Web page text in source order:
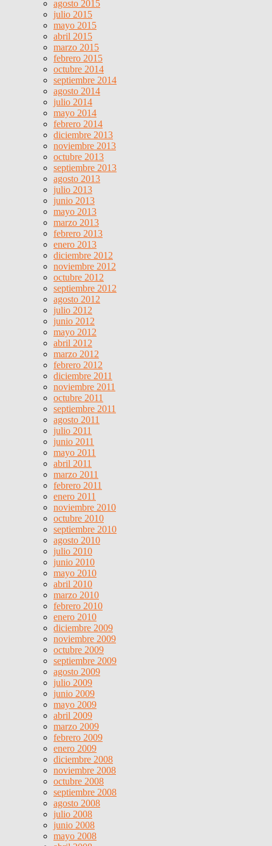
agosto 2015
julio 2015
mayo 2015
abril 2015
marzo 2015
febrero 2015
octubre 2014
septiembre 2014
agosto 2014
julio 2014
mayo 2014
febrero 2014
diciembre 2013
noviembre 2013
octubre 2013
septiembre 2013
agosto 2013
julio 2013
junio 2013
mayo 2013
marzo 2013
febrero 2013
enero 2013
diciembre 2012
noviembre 2012
octubre 2012
septiembre 2012
agosto 2012
julio 2012
junio 2012
mayo 2012
abril 2012
marzo 2012
febrero 2012
diciembre 2011
noviembre 2011
octubre 2011
septiembre 2011
agosto 2011
julio 2011
junio 2011
mayo 2011
abril 2011
marzo 2011
febrero 2011
enero 2011
noviembre 2010
octubre 2010
septiembre 2010
agosto 2010
julio 2010
junio 2010
mayo 2010
abril 2010
marzo 2010
febrero 2010
enero 2010
diciembre 2009
noviembre 2009
octubre 2009
septiembre 2009
agosto 2009
julio 2009
junio 2009
mayo 2009
abril 2009
marzo 2009
febrero 2009
enero 2009
diciembre 2008
noviembre 2008
octubre 2008
septiembre 2008
agosto 2008
julio 2008
junio 2008
mayo 2008